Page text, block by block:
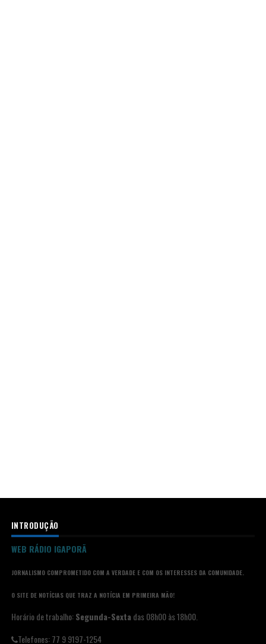
INTRODUÇÃO
WEB RÁDIO IGAPORÃ
JORNALISMO COMPROMETIDO COM A VERDADE E COM OS INTERESSES DA COMUNIDADE.
O SITE DE NOTÍCIAS QUE TRAZ A NOTÍCIA EM PRIMEIRA MÃO!
Horário de trabalho:Segunda-Sexta das 08h00 às 18h00.
Telefones: 77 9 9197-1254